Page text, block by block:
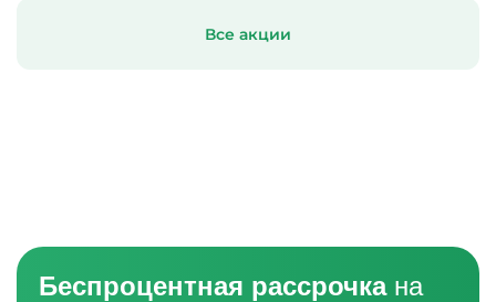
Все акции
Беспроцентная рассрочкана